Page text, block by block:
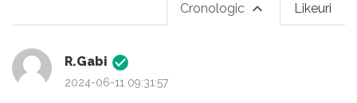
Likeuri
Cronologic
R.Gabi
2024-06-11 09:31:57